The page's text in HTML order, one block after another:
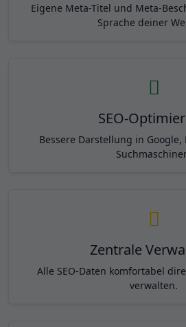
Eigene Meta-Titel und Meta-
Sprache deiner
SEO-
Bessere Darstellung in
Zentrale
Alle SEO-Daten komfortabel
verwalten.